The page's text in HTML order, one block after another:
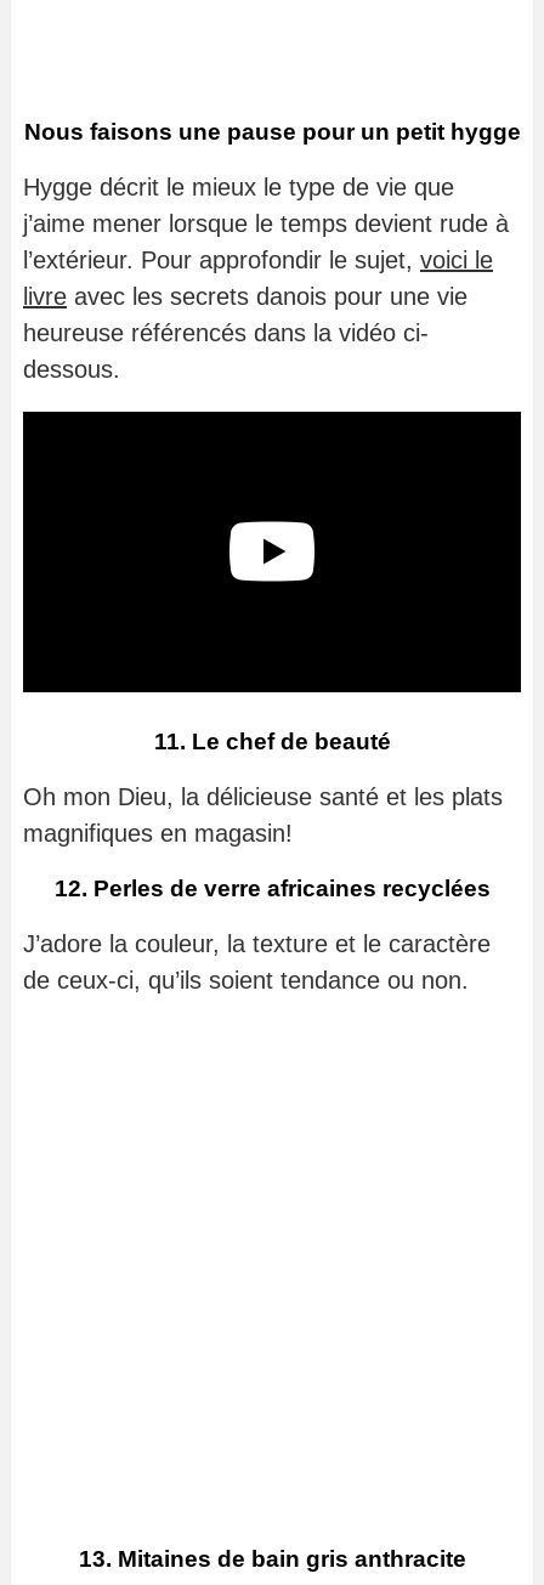
Nous faisons une pause pour un petit hygge
Hygge décrit le mieux le type de vie que
j’aime mener lorsque le temps devient rude à
l’extérieur. Pour approfondir le sujet, voici le
livre avec les secrets danois pour une vie
heureuse référencés dans la vidéo ci-
dessous.
11. Le chef de beauté
Oh mon Dieu, la délicieuse santé et les plats
magnifiques en magasin!
12. Perles de verre africaines recyclées
J’adore la couleur, la texture et le caractère
de ceux-ci, qu’ils soient tendance ou non.
13. Mitaines de bain gris anthracite